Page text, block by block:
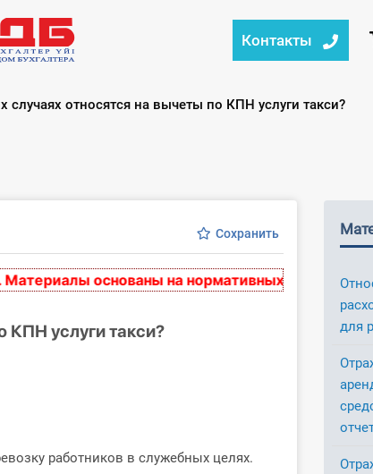
Контакты
случаях относятся на вычеты по КПН услуги такси?
Сохранить
основаны на нормативных актах,
КПН услуги такси?
работников в служебных целях.
для